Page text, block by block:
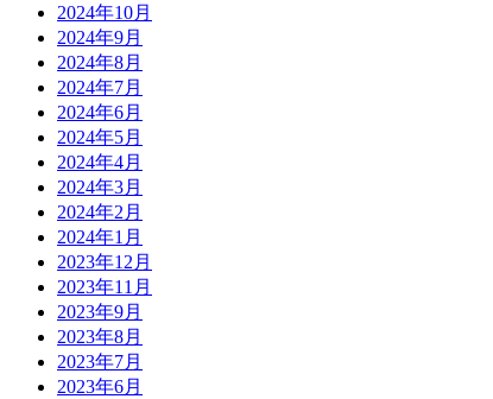
2024年10月
2024年9月
2024年8月
2024年7月
2024年6月
2024年5月
2024年4月
2024年3月
2024年2月
2024年1月
2023年12月
2023年11月
2023年9月
2023年8月
2023年7月
2023年6月